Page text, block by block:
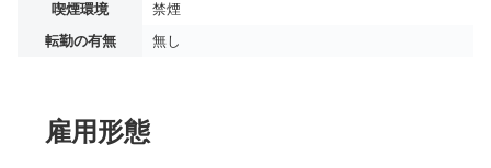
喫煙環境
禁煙
転勤の有無
無し
雇用形態